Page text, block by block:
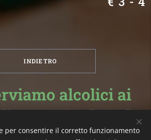
INDIETRO
alcolici ai
18 anni e dopo le
per consentire il corretto funzionamento